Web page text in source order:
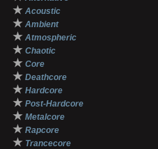
★ Acoustic
★ Ambient
★ Atmospheric
★ Chaotic
★ Core
★ Deathcore
★ Hardcore
★ Post-Hardcore
★ Metalcore
★ Rapcore
★ Trancecore